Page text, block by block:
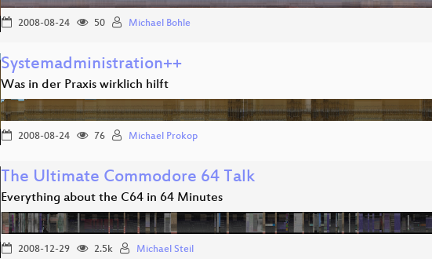
2008-08-24 50 Michael Bohle
Systemadministration++
Was in der Praxis wirklich hilft
2008-08-24 76 Michael Prokop
The Ultimate Commodore 64 Talk
Everything about the C64 in 64 Minutes
2008-12-29 2.5k Michael Steil